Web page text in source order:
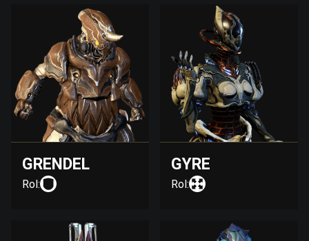
GRENDEL
Rol:
GYRE
Rol: